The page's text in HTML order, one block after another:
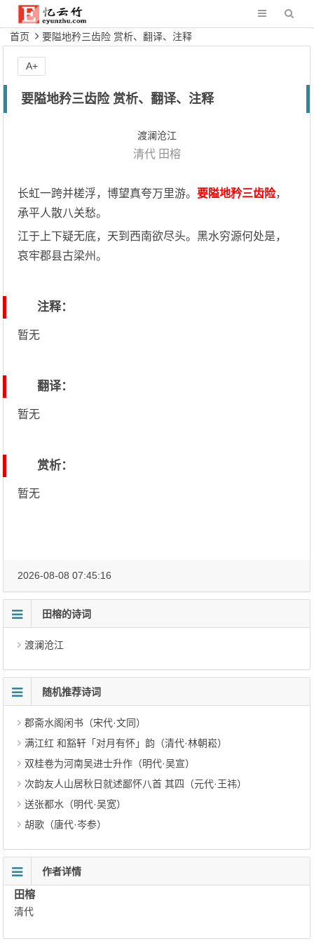
首页 要隘地矜三齿险 赏析、翻译、注释
要隘地矜三齿险 赏析、翻译、注释
渡澜沧江
清代 田榕
长虹一跨并槎浮，博望真夸万里游。要隘地矜三齿险，
承平人散八关愁。
江于上下疑无底，天到西南欲尽头。黑水穷源何处是，
哀牢郡县古梁州。
注释：
暂无
翻译：
暂无
赏析：
暂无
A+
2026-08-08 07:45:16
田榕的诗词
渡澜沧江
随机推荐诗词
郡斋水阁闲书（宋代·文同）
满江红 和豁轩「对月有怀」韵（清代·林朝崧）
双桂卷为河南吴进士升作（明代·吴宣）
次韵友人山居秋日就述鄙怀八首 其四（元代·王祎）
送张都水（明代·吴宽）
胡歌（唐代·岑参）
作者详情
田榕
清代